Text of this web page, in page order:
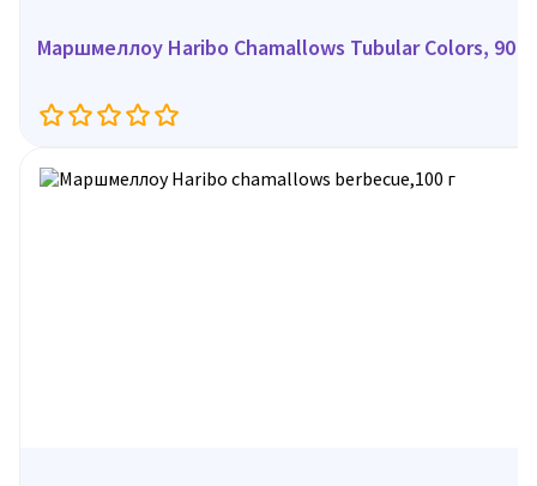
Маршмеллоу Haribo Chamallows Tubular Colors, 90 г